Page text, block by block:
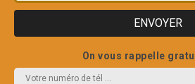
On vous rappelle